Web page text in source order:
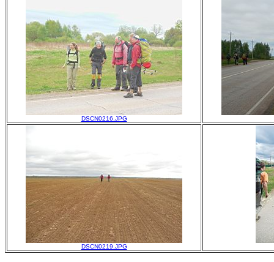
DSCN0216.JPG
DSCN0219.JPG